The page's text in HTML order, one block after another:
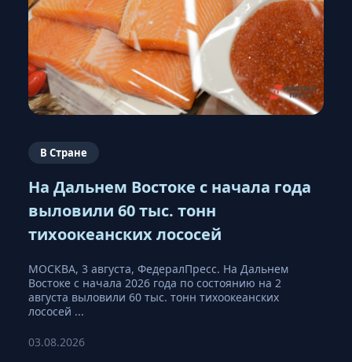
В Стране
На Дальнем Востоке с начала года
выловили 60 тыс. тонн
тихоокеанских лососей
МОСКВА, 3 августа, ФедералПресс. На Дальнем
Востоке с начала 2026 года по состоянию на 2
августа выловили 60 тыс. тонн тихоокеанских
лососей ...
03.08.2026